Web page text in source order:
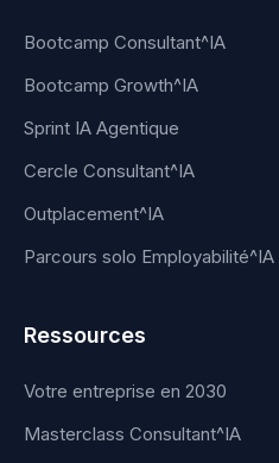
Bootcamp Consultant^IA
Bootcamp Growth^IA
Sprint IA Agentique
Cercle Consultant^IA
Outplacement^IA
Parcours solo Employabilité^IA
Ressources
Votre entreprise en 2030
Masterclass Consultant^IA